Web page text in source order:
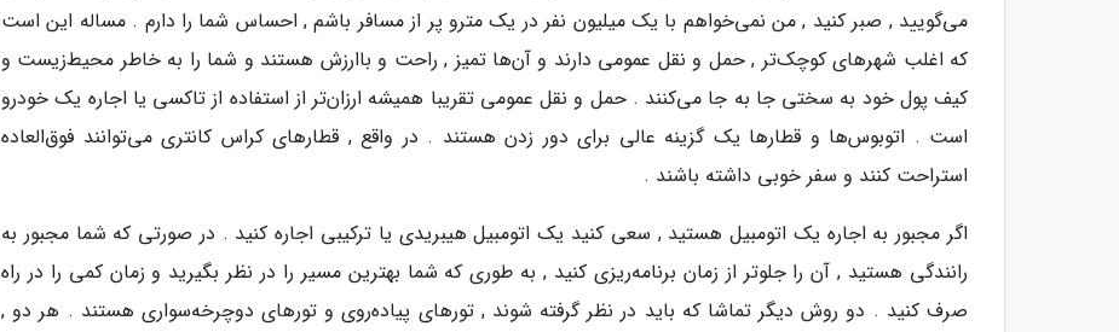
می‌گویید , صبر کنید , من نمی‌خواهم با یک میلیون نفر در یک مترو پر از مسافر باشم , احساس شما را دارم . مساله این است
که اغلب شهرهای کوچک‌تر , حمل و نقل عمومی دارند و آن‌ها تمیز , راحت و باارزش هستند و شما را به خاطر محیط‌زیست و
کیف پول خود به سختی جا به جا می‌کنند . حمل و نقل عمومی تقریبا همیشه ارزان‌تر از استفاده از تاکسی یا اجاره یک خودرو
است . اتوبوس‌ها و قطارها یک گزینه عالی برای دور زدن هستند . در واقع , قطارهای کراس کانتری می‌توانند فوق‌العاده
استراحت کنند و سفر خوبی داشته باشند .
اگر مجبور به اجاره یک اتومبیل هستید , سعی کنید یک اتومبیل هیبریدی یا ترکیبی اجاره کنید . در صورتی که شما مجبور به
رانندگی هستید , آن را جلوتر از زمان برنامه‌ریزی کنید , به طوری که شما بهترین مسیر را در نظر بگیرید و زمان کمی را در راه
صرف کنید . دو روش دیگر تماشا که باید در نظر گرفته شوند , تورهای پیاده‌روی و تورهای دوچرخه‌سواری هستند . هر دو ,